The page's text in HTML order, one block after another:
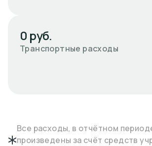
0 руб.
Транспортные расходы
Все расходы, в отчётном
произведены за счёт средств